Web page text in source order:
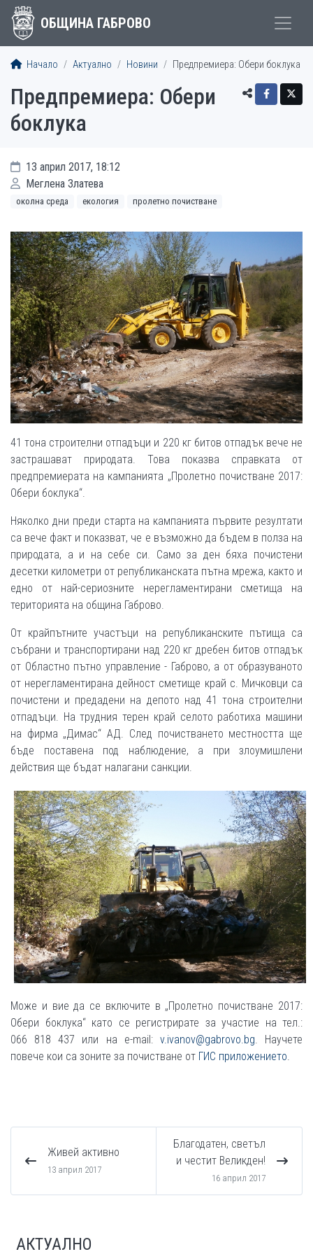
ОБЩИНА ГАБРОВО
Начало Актуално Новини Предпремиера: Обери боклука
Предпремиера: Обери
боклука
13 април 2017, 18:12
Меглена Златева
околна среда екология пролетно почистване
41 тона строителни отпадъци и 220 кг битов отпадък вече не
застрашават природата. Това показва справката от
предпремиерата на кампанията „Пролетно почистване 2017:
Обери боклука“.
Няколко дни преди старта на кампанията първите резултати
са вече факт и показват, че е възможно да бъдем в полза на
природата, а и на себе си. Само за ден бяха почистени
десетки километри от републиканската пътна мрежа, както и
едно от най-сериозните нерегламентирани сметища на
територията на община Габрово.
От крайпътните участъци на републиканските пътища са
събрани и транспортирани над 220 кг дребен битов отпадък
от Областно пътно управление - Габрово, а от образуваното
от нерегламентирана дейност сметище край с. Мичковци са
почистени и предадени на депото над 41 тона строителни
отпадъци. На трудния терен край селото работиха машини
на фирма „Димас“ АД. След почистването местността ще
бъде поставена под наблюдение, а при злоумишлени
действия ще бъдат налагани санкции.
Може и вие да се включите в „Пролетно почистване 2017:
Обери боклука“ като се регистрирате за участие на тел.:
066 818 437 или на e-mail: v.ivanov@gabrovo.bg. Научете
повече кои са зоните за почистване от ГИС приложението.
Живей активно
13 април 2017
Благодатен, светъл
и честит Великден!
16 април 2017
АКТУАЛНО